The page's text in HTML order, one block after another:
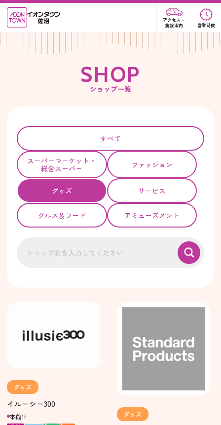
アクセス・
施設案内
営業時間
SHOP
ショップ一覧
すべて
スーパーマーケット・
総合スーパー
ファッション
グッズ サービス
グルメ＆フード アミューズメント
グッズ
イルーシー300
本館1F グッズ